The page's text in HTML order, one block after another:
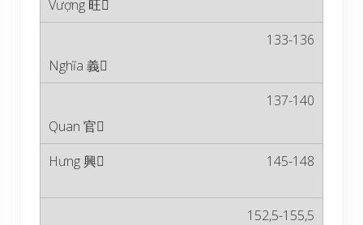
133-136
137-140
145-148
152,5-155,5